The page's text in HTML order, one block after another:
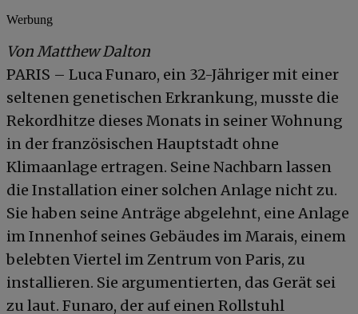
Werbung
Von Matthew Dalton
PARIS – Luca Funaro, ein 32-Jähriger mit einer
seltenen genetischen Erkrankung, musste die
Rekordhitze dieses Monats in seiner Wohnung
in der französischen Hauptstadt ohne
Klimaanlage ertragen. Seine Nachbarn lassen
die Installation einer solchen Anlage nicht zu.
Sie haben seine Anträge abgelehnt, eine Anlage
im Innenhof seines Gebäudes im Marais, einem
belebten Viertel im Zentrum von Paris, zu
installieren. Sie argumentierten, das Gerät sei
zu laut. Funaro, der auf einen Rollstuhl